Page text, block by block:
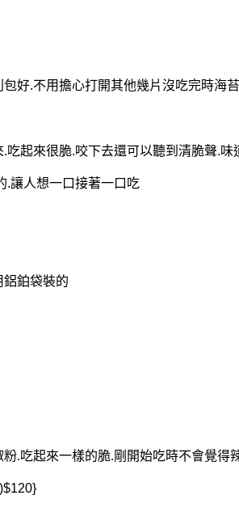
包好.不用擔心打開其他幾片沒吃完時海
.吃起來很脆.咬下去還可以聽到清脆聲.味
.讓人想一口接著一口吃
鋁鉑袋裝的
粉.吃起來一樣的脆.剛開始吃時不會覺得
)$120}